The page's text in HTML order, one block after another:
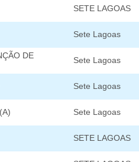
SETE LAGOAS
Sete Lagoas
DE
Sete Lagoas
Sete Lagoas
Sete Lagoas
SETE LAGOAS